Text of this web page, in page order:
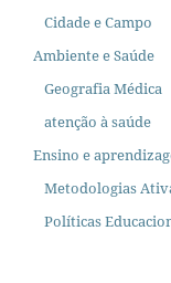
Cidade e Campo
Ambiente e Saúde
Geografia Médica
atenção à saúde
Ensino e
Metodologias
Políticas